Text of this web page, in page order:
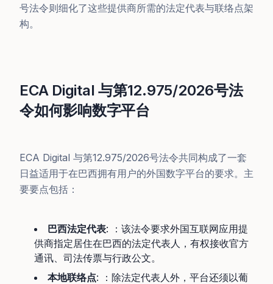
号法令则细化了这些提供商所需的法定代表与联络点架
构。
ECA Digital 与第12.975/2026号法
令如何影响数字平台
ECA Digital 与第12.975/2026号法令共同构成了一套
日益适用于在巴西拥有用户的外国数字平台的要求。主
要要点包括：
巴西法定代表: ：该法令要求外国互联网应用提
供商指定居住在巴西的法定代表人，有权接收官方
通讯、司法传票与行政公文。
本地联络点: ：除法定代表人外，平台还须以葡